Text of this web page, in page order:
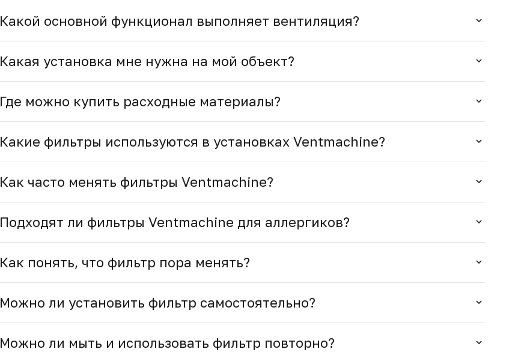
Какой основной функционал выполняет вентиляция?
Какая установка мне нужна на мой объект?
Где можно купить расходные материалы?
Какие фильтры используются в установках Ventmachine?
Как часто менять фильтры Ventmachine?
Подходят ли фильтры Ventmachine для аллергиков?
Как понять, что фильтр пора менять?
Можно ли установить фильтр самостоятельно?
Можно ли мыть и использовать фильтр повторно?